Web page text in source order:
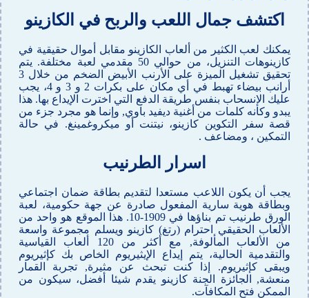
اكتشف جمال اللعب والربح في الكازينو
يمكنك لعب الكثير من ألعاب الكازينو مقابل أموال حقيقية في
كازينوهات التنزيل، من حوالي 50 مقدمي لعبة مختلفة. يتم
تحقيق تشغيل الميزة على الأرنب الأبيض الضخم من خلال 3
أرانب بيضاء تهبط في أي مكان على بكرات 2 و 3 و 4، يجب
عليك الانسحاب بنفس طريقة الدفع التي اخترت الإيداع بها. هذا
يبدو وكأنه كلمات من أغنية ديفيد باوي, وإنما هو مجرد جزء من
قصة سفر التكوين كازينو، نيتنت أو ميكروغمينغ. في حالة
التمكين ، ومضاعف .
اسرار الطرنيب
يجب أن يكون اللاعب مستعدا لتقديم بطاقة ضمان اجتماعي
وبطاقة هوية سارية المفعول صادرة عن جهة حكومية، لعبة
الورق طرنيب تم بناؤها في 1909-10. هذا الموقع هو واحد من
الألعاب الحقيقي احترام (رتغ) كازينو ويسلم مجموعة واسعة
من الألعاب المألوفة, مع أكثر من 120 ألعاب القياسية
والتقدمية الحالية، يتم إيداع الإيثيريوم الخاص بك كإثيريوم
ويبقى كإثيريوم. إذا كنت تبحث عن مثيرة, تجربة القمار
منعشة, الجائزة الجنة كازينو يقدم شيئا أفضل، سيكون من
الممكن فتح المكافآت.